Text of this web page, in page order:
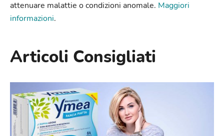
attenuare malattie o condizioni anomale. Maggiori
informazioni.
Articoli Consigliati